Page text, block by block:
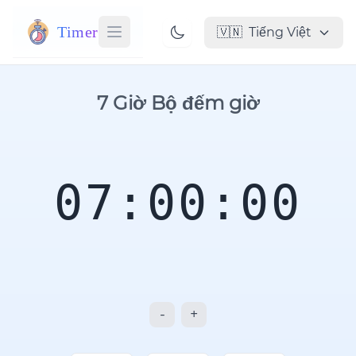
Timer 🇻🇳 Tiếng Việt
7 Giờ Bộ đếm giờ
07:00:00
- +